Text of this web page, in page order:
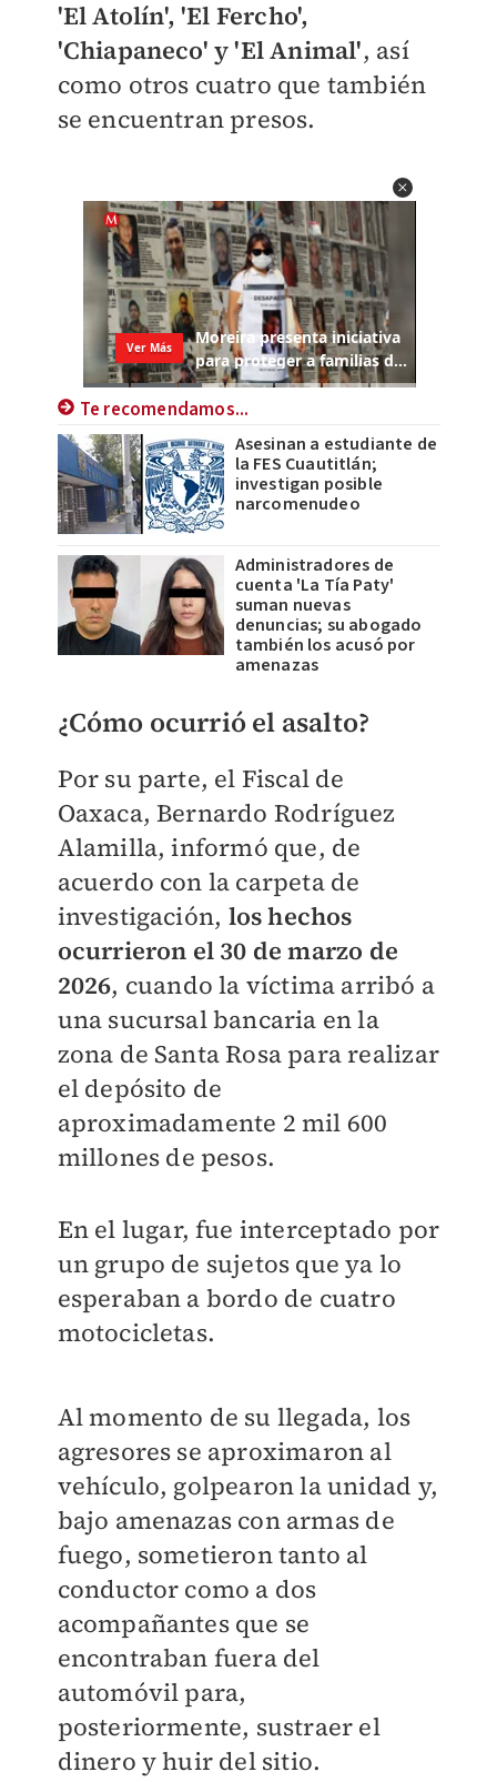
'El Atolín', 'El Fercho',
'Chiapaneco' y 'El Animal', así
como otros cuatro que también
se encuentran presos.
Te recomendamos...
Asesinan a estudiante de
la FES Cuautitlán;
investigan posible
narcomenudeo
Administradores de
cuenta 'La Tía Paty'
suman nuevas
denuncias; su abogado
también los acusó por
amenazas
¿Cómo ocurrió el asalto?
Por su parte, el Fiscal de
Oaxaca, Bernardo Rodríguez
Alamilla, informó que, de
acuerdo con la carpeta de
investigación, los hechos
ocurrieron el 30 de marzo de
2026, cuando la víctima arribó a
una sucursal bancaria en la
zona de Santa Rosa para realizar
el depósito de
aproximadamente 2 mil 600
millones de pesos.
En el lugar, fue interceptado por
un grupo de sujetos que ya lo
esperaban a bordo de cuatro
motocicletas.
Al momento de su llegada, los
agresores se aproximaron al
vehículo, golpearon la unidad y,
bajo amenazas con armas de
fuego, sometieron tanto al
conductor como a dos
acompañantes que se
encontraban fuera del
automóvil para,
posteriormente, sustraer el
dinero y huir del sitio.